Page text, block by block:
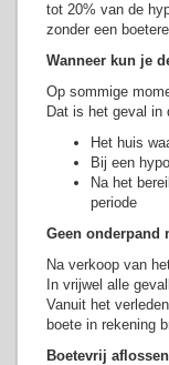
tot 20% van de
zonder een
Wanneer kun je
Op sommige
Dat is het geval in
Het huis
Bij een
Na het
periode
Geen onderpand
Na verkoop van
In vrijwel alle
Vanuit het
boete in rekening
Boetevrij